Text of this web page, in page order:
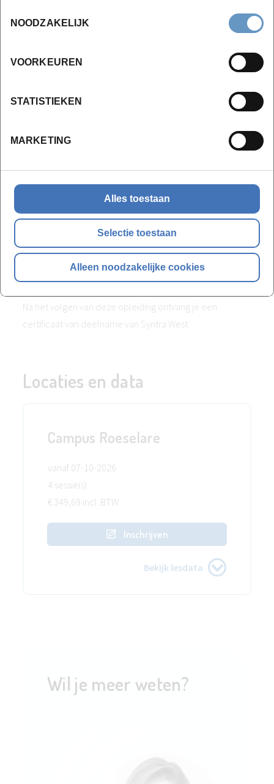
NOODZAKELIJK
VOORKEUREN
STATISTIEKEN
MARKETING
Alles toestaan
Selectie toestaan
Alleen noodzakelijke cookies
Ontdek je de oorsprong en visie achter de techniek
Leer je indicaties en contra-indicaties herkennen
Oefen je ritmische pulsen en vloeiende
Werk je rond harmonische opbouw en
Leer je hoofdpulsen toepassen in rug- en buiklig
Ontwikkel je gevoeligheid, afstemming en
aanwezigheid tijdens lichaamswerk
Leer je een volledige holistic pulsing sessie
opbouwen
Getuigschrift
Na het volgen van deze opleiding ontvang je een
certificaat van deelname van Syntra West.
Locaties en data
Campus Roeselare
vanaf 07-10-2026
4 sessie(s)
€ 349,69 incl. BTW
Inschrijven
Bekijk lesdata
Wil je meer weten?